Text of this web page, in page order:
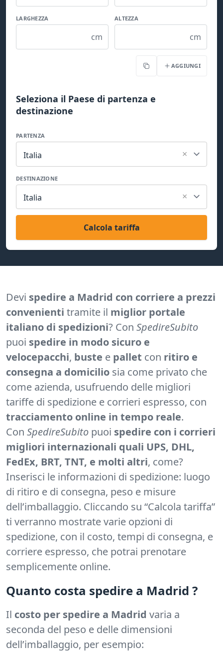
LARGHEZZA
cm
ALTEZZA
cm
Copia AGGIUNGI
Seleziona il Paese di partenza e
destinazione
PARTENZA
Italia ×
DESTINAZIONE
Italia ×
Calcola tariffa
Devi spedire a Madrid con corriere a prezzi
convenienti tramite il miglior portale
italiano di spedizioni? Con SpedireSubito
puoi spedire in modo sicuro e
velocepacchi, buste e pallet con ritiro e
consegna a domicilio sia come privato che
come azienda, usufruendo delle migliori
tariffe di spedizione e corrieri espresso, con
tracciamento online in tempo reale.
Con SpedireSubito puoi spedire con i corrieri
migliori internazionali quali UPS, DHL,
FedEx, BRT, TNT, e molti altri, come?
Inserisci le informazioni di spedizione: luogo
di ritiro e di consegna, peso e misure
dell’imballaggio. Cliccando su “Calcola tariffa”
ti verranno mostrate varie opzioni di
spedizione, con il costo, tempi di consegna, e
corriere espresso, che potrai prenotare
semplicemente online.
Quanto costa spedire a Madrid ?
Il costo per spedire a Madrid varia a
seconda del peso e delle dimensioni
dell’imballaggio, per esempio: